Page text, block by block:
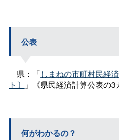
公表
県：「しまねの市町村民経
ト〕
」《県民経済計算公表の3
何がわかるの？